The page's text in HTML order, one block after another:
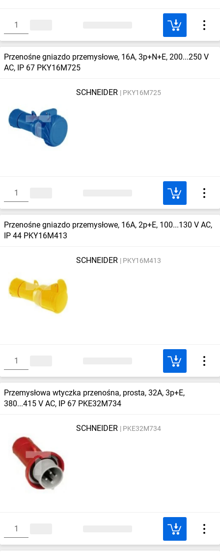
Przenośne gniazdo przemysłowe, 16A, 3p+N+E, 200...250 V
AC, IP 67 PKY16M725
SCHNEIDER PKY16M725
Przenośne gniazdo przemysłowe, 16A, 2p+E, 100...130 V AC,
IP 44 PKY16M413
SCHNEIDER PKY16M413
Przemysłowa wtyczka przenośna, prosta, 32A, 3p+E,
380...415 V AC, IP 67 PKE32M734
SCHNEIDER PKE32M734